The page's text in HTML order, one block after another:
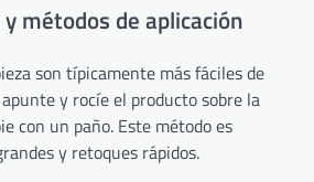
métodos de aplicación
son típicamente más fáciles de
y rocíe el producto sobre la
con un paño. Este método es
y retoques rápidos.